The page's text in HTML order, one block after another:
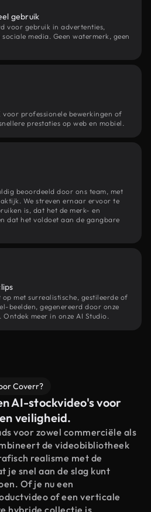
gebruik
voor gebruik in advertenties,
media. Geen watermerk, geen
voor professionele bewerkingen of
prestaties op web en mobiel.
beoordeeld door ons team, met
We streven ernaar ervoor te
is, dat het de merk- en
dat het voldoet aan de gangbare
met surrealistische, gestileerde of
beelden, gegenereerd door onze
meer in onze AI Studio.
Coverr?
AI-stockvideo's voor
veiligheid.
voor zowel commerciële als
de videobibliotheek
realisme met de
je snel aan de slag kunt
Of je nu een
of een verticale
hybride collectie is